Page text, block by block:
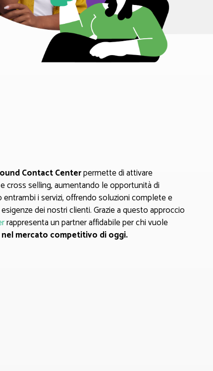
Contact Centerpermette di attivare
cross selling, aumentando le opportunità di
i servizi, offrendo soluzioni complete e
dei nostri clienti. Grazie a questo approccio
rappresenta un partner affidabile per chi vuole
mercato competitivo di oggi.